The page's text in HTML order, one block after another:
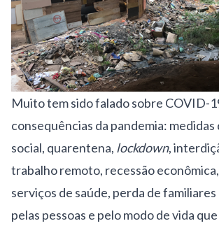
Muito tem sido falado sobre COVID-
consequências da pandemia:
social, quarentena, lockdown,
trabalho remoto, recessão
serviços de saúde, perda de
pelas pessoas e pelo modo de vida